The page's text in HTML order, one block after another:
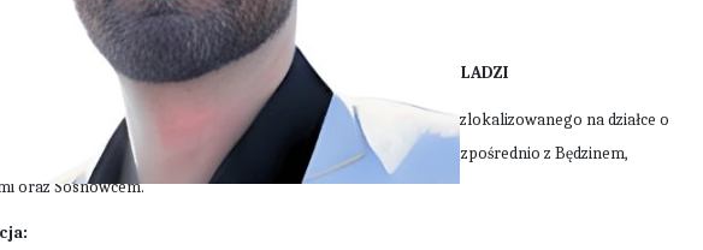
INWESTYCYJNE: WYJĄTKOWY LOKAL UŻYTKOWY W CZELADZI
dotycząca lokalu użytkowego o powierzchni 1000 m2 zlokalizowanego na działce o
3553 m2, zlokalizowanej w Czeladzi, miastem graniczącym bezpośrednio z Będzinem,
oraz Sosnowcem.